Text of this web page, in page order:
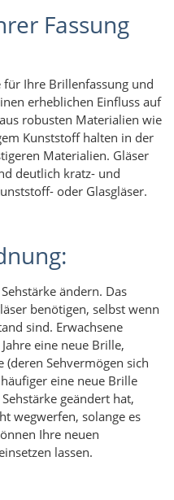
Fassung
Ihre Brillenfassung und
erheblichen Einfluss auf
robusten Materialien wie
Kunststoff halten in der
Materialien. Gläser
deutlich kratz- und
oder Glasgläser.
ändern. Das
benötigen, selbst wenn
sind. Erwachsene
eine neue Brille,
(deren Sehvermögen sich
eine neue Brille
geändert hat,
wegwerfen, solange es
Ihre neuen
lassen.